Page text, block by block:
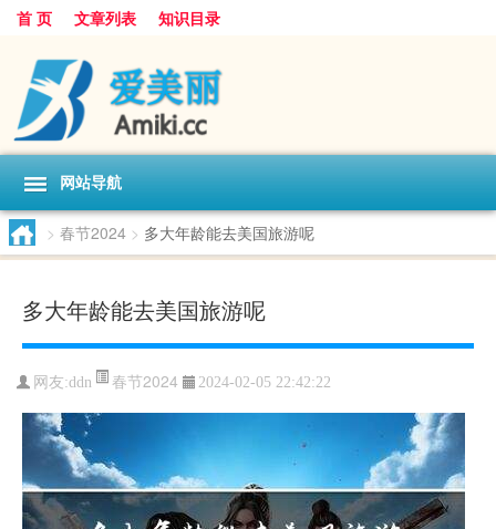
首 页 文章列表 知识目录
网站导航
> 春节2024 > 多大年龄能去美国旅游呢
多大年龄能去美国旅游呢
网友:ddn 春节2024 2024-02-05 22:42:22